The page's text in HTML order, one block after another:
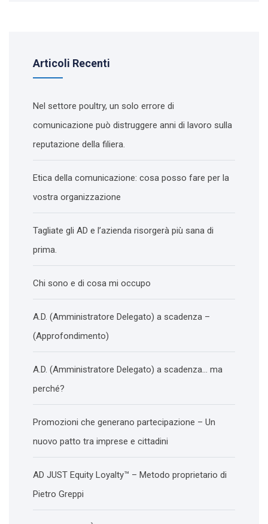
Articoli Recenti
Nel settore poultry, un solo errore di
comunicazione può distruggere anni di lavoro sulla
reputazione della filiera.
Etica della comunicazione: cosa posso fare per la
vostra organizzazione
Tagliate gli AD e l’azienda risorgerà più sana di
prima.
Chi sono e di cosa mi occupo
A.D. (Amministratore Delegato) a scadenza –
(Approfondimento)
A.D. (Amministratore Delegato) a scadenza… ma
perché?
Promozioni che generano partecipazione – Un
nuovo patto tra imprese e cittadini
AD JUST Equity Loyalty™ – Metodo proprietario di
Pietro Greppi